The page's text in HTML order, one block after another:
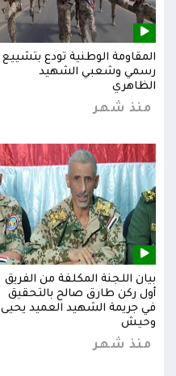
المقاومة الوطنية تودع بتشييع
رسمي وشعبي الشهيد
الظاهري
منذ شهر
بيان اللجنة المكلفة من الفريق
أول ركن طارق صالح بالتحقيق
في جريمة الشهيد العميد يحيى
وحيش
منذ شهر